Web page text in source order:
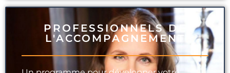
PROFESSIONNELS DE
L'ACCOMPAGNEMENT